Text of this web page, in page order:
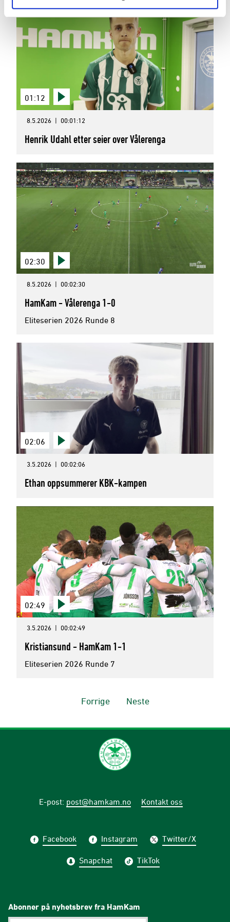
01:12
8.5.2026 | 00:01:12
Henrik Udahl etter seier over Vålerenga
02:30
8.5.2026 | 00:02:30
HamKam - Vålerenga 1-0
Eliteserien 2026 Runde 8
02:06
3.5.2026 | 00:02:06
Ethan oppsummerer KBK-kampen
02:49
3.5.2026 | 00:02:49
Kristiansund - HamKam 1-1
Eliteserien 2026 Runde 7
Forrige Neste
E-post: post@hamkam.no Kontakt oss
Facebook Instagram Twitter/X
Snapchat TikTok
Abonner på nyhetsbrev fra HamKam